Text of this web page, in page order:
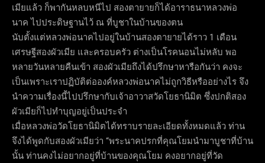
เมียแล้ว ก็พากันหลบหนีไป สองตายายก็ได้อาราธนาหลวงพ่อ
นาค ไปประดิษฐานไว้ ณ ที่บูชาในบ้านของตน
นับตั้งแต่หลวงพ่อนาคไปอยู่ในบ้านสองตายายได้ราว 1 เดือน
เศรษฐีสองผัวเมีย และครอบครัว ต่างเป็นโรคนอนไม่หลับ พอ
หลายวันหลายคืนเข้า สองผัวเมียถึงได้ปรึกษาหารือกันว่า คงจะ
เป็นเพราะเราปฏิบัติต่อองค์หลวงพ่อนาคไม่ถูกวิธีหรืออย่างไร จึง
นำความเรื่องนี้ไปปรึกษากับเจ้าอาวาสวัดโยธานิมิต ซึ่งปกติสอง
ผัวเมียก็ไปทำบุญอยู่เป็นประจำ
เมื่อหลวงพ่อวัดโยธานิมิตได้ทราบรายละเอียดทั้งหมดแล้ว ท่าน
จึงได้พูดกับสองผัวเมียว่า “พระนาคปรกที่คุณโยมนำมาบูชาที่บ้าน
นั้น ท่านคงไม่อยากอยู่ที่บ้านของคุณโยม คงอยากอยู่ที่วัด